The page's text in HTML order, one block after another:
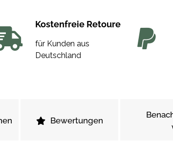
Kostenfreie Retoure
für Kunden aus
Deutschland
Bewertungen